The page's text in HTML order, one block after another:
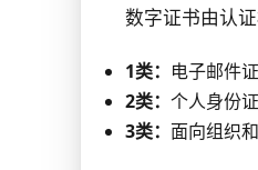
数字证书由认
1类： 电子邮件
2类： 个人身份
3类： 面向组织